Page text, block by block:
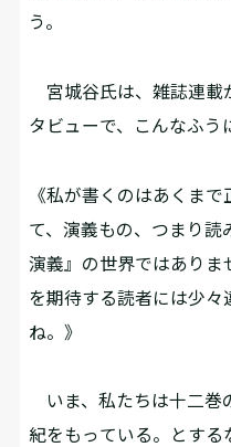
う。
宮城谷氏は、雑誌連載
タビューで、こんなふう
《私が書くのはあくま
て、演義もの、つまり読
演義』の世界ではありま
を期待する読者には少
ね。》
いま、私たちは十二巻
紀をもっている。とす